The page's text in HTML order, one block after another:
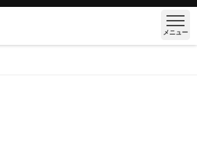
メニュー